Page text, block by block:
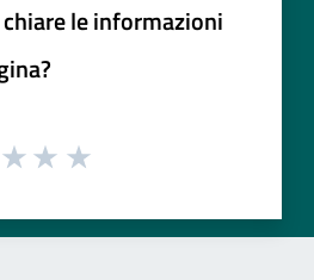
le informazioni